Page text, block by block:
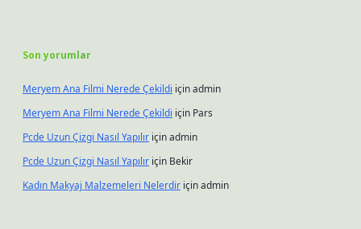
Son yorumlar
Meryem Ana Filmi Nerede Çekildi içinadmin
Meryem Ana Filmi Nerede Çekildi için Pars
Pcde Uzun Çizgi Nasıl Yapılır içinadmin
Pcde Uzun Çizgi Nasıl Yapılır için Bekir
Kadın Makyaj Malzemeleri Nelerdir içinadmin